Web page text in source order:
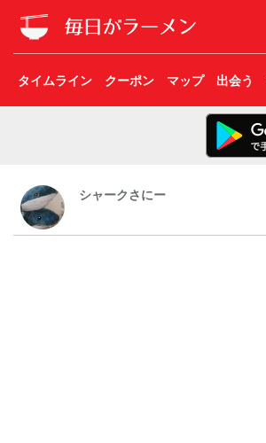
タイムライン クーポン マップ 出会う
シャークさにー